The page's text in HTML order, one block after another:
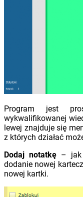
Program jest
wykwalifikowanej
lewej znajduje się
z których działać
Dodaj notatkę – jak
dodanie nowej
nowej kartki.